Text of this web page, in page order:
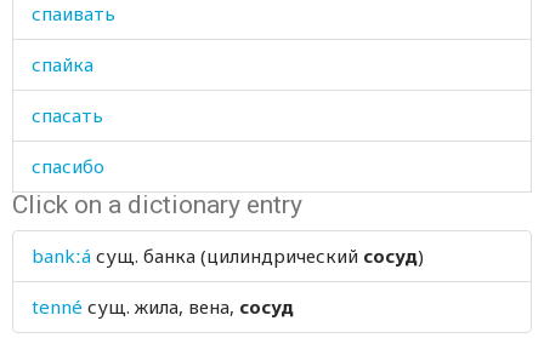
спаивать
спайка
спасать
спасибо
спать
спелый
сперва
Click on a dictionary entry
bankːá сущ. банка (цилиндрический сосуд)
tenné сущ. жила, вена, сосуд